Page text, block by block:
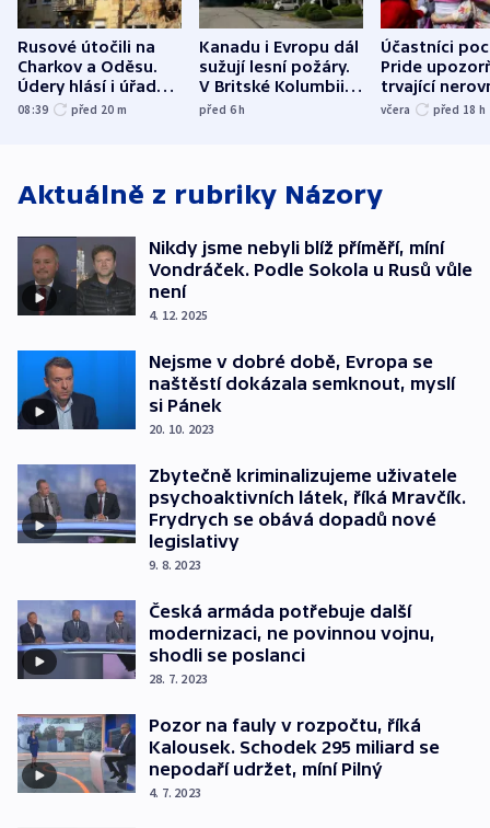
Rusové útočili na
Charkov a Oděsu.
Údery hlásí i úřady v
Bělgorodu
08:39 před 20 m
Kanadu i Evropu dál
sužují lesní požáry.
V Britské Kolumbii
evakuovali tisíce lidí
před 6h
Účastníci
Pride
trvající
včera před 18 h
Aktuálně z rubriky Názory
Nikdy jsme nebyli blíž příměří, míní
Vondráček. Podle Sokola u Rusů vůle
není
4. 12. 2025
Nejsme v dobré době, Evropa se
naštěstí dokázala semknout, myslí
si Pánek
20. 10. 2023
Zbytečně kriminalizujeme uživatele
psychoaktivních látek, říká Mravčík.
Frydrych se obává dopadů nové
legislativy
9. 8. 2023
Česká armáda potřebuje další
modernizaci, ne povinnou vojnu,
shodli se poslanci
28. 7. 2023
Pozor na fauly v rozpočtu, říká
Kalousek. Schodek 295 miliard se
nepodaří udržet, míní Pilný
4. 7. 2023